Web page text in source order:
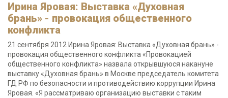
Ирина Яровая: Выставка «Духовная
брань» - провокация общественного
конфликта
21 сентября 2012 Ирина Яровая: Выставка «Духовная брань» -
провокация общественного конфликта «Провокацией
общественного конфликта» назвала открывшуюся накануне
выставку «Духовная брань» в Москве председатель комитета
ГД РФ по безопасности и противодействию коррупции Ирина
Яровая. «Я рассматриваю организацию выставки с таким